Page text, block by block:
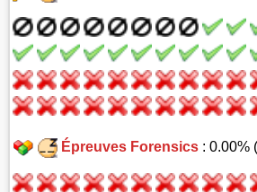
Épreuves Forensics: 0.00%